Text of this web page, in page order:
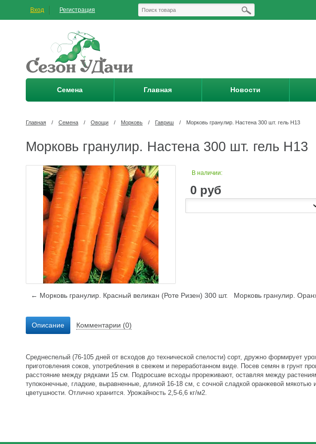
Вход Регистрация
Семена Главная Новости
Главная / Семена / Овощи / Морковь / Гавриш / Морковь гранулир. Настена 300 шт. гель Н13
Морковь гранулир. Настена 300 шт. гель Н13
В наличии:
0 руб
← Морковь гранулир. Красный великан (Роте Ризен) 300 шт. Морковь гранулир.
Описание Комментарии (0)
Среднеспелый (76-105 дней от всходов до технической спелости) сорт, дружно формирует
приготовления соков, употребления в свежем и переработанном виде. Посев семян в грунт
расстояние между рядками 15 см. Подросшие всходы прореживают, оставляя между
тупоконечные, гладкие, выравненные, длиной 16-18 см, с сочной сладкой оранжевой мякотью
цветушности. Отлично хранится. Урожайность 2,5-6,6 кг/м2.